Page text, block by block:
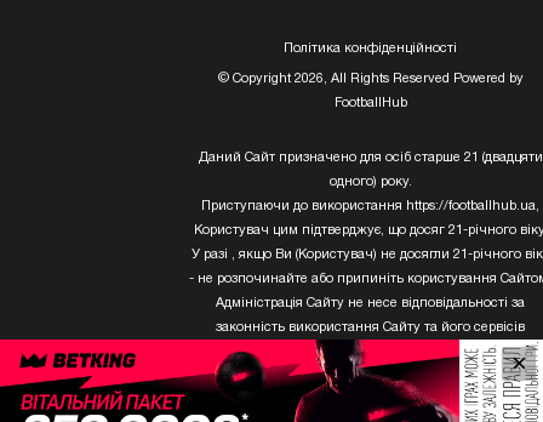
Полiтика конфiденцiйностi
© Copyright 2026, All Rights Reserved Powered by
FootballHub
Даний Сайт призначено для осіб старше 21 (двадцяти
одного) року.
Приступаючи до використання https://footballhub.ua,
Користувач цим підтверджує, що досяг 21-річного
У разі , якщо Ви (Користувач) не досягли 21-річного
- не розпочинайте або припиніть користування
Адміністрація Сайту не несе відповідальності за
законність використання Сайту та його сервісів
Користувачем, який не досяг 21-річного віку.
Твори Getty Images, що розміщені на сайті, не можуть
×